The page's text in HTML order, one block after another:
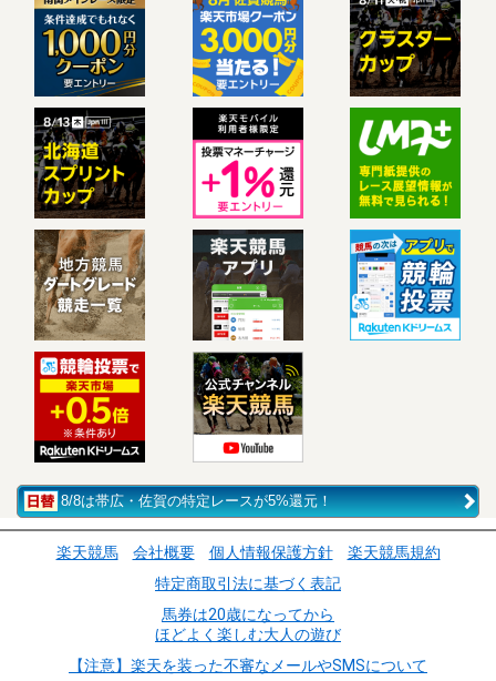
8/8は帯広・佐賀の特定レースが5%還元！
楽天競馬 会社概要 個人情報保護方針
楽天競馬規約
特定商取引法に基づく表記
馬券は20歳になってから
ほどよく楽しむ大人の遊び
【注意】楽天を装った不審なメールやSMSについて